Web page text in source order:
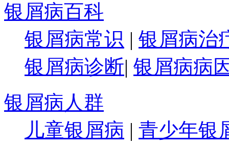
银屑病百科
银屑病常识 | 银屑病治
银屑病诊断| 银屑病病
银屑病人群
儿童银屑病 | 青少年银